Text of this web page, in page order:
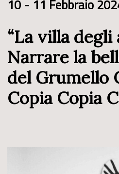
10 - 11 Febbraio
“La villa
Narrare la
del Grumello
Copia Copia